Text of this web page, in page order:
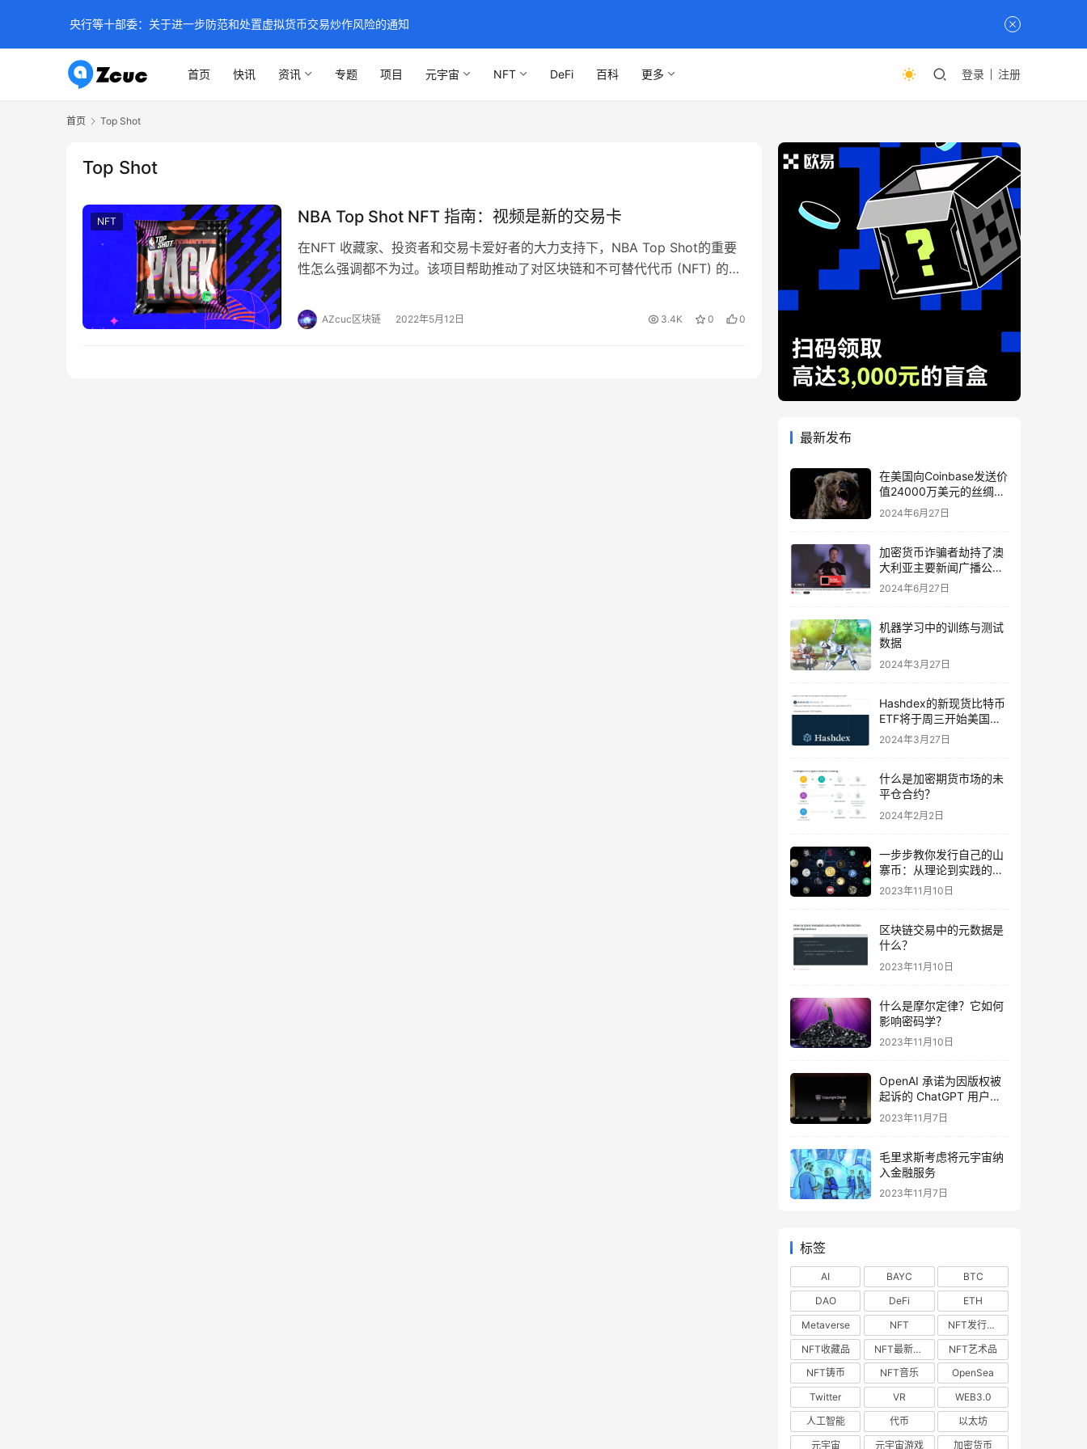
首页 快讯 资讯 专题 项目 元宇宙 NFT DeFi 百科 更多 登录 注册
首页 Top Shot
Top Shot
NFT NBA Top Shot NFT 指南：视频是新的交易卡
在NFT 收藏家、投资者和交易卡爱好者的大力支持下，NBA Top Shot的重要
性怎么强调都不为过。该项目帮助推动了对区块链和不可替代代币 (NFT) 的主
度上不言自明。仅在 2021 年，该虚拟平台就有超过 110 万注册用户，他们交
易了约 8 亿美元的 NFT。 因此，如果不将大部分对…
AZcuc区块链 2022年5月12日 3.4K 0 0
最新发布
在美国向Coinbase发送价
值24000万美元的丝绸之
路相关BTC后，比特币下
2024年6月27日
加密货币诈骗者劫持了澳
大利亚主要新闻广播公司
的 YouTube
2024年6月27日
机器学习中的训练与测试
数据
2024年3月27日
Hashdex的新现货比特币
ETF将于周三开始美国交
易
2024年3月27日
什么是加密期货市场的未
平仓合约？
2024年2月2日
一步步教你发行自己的山
寨币：从理论到实践的完
全指南及波场智能合约示
2023年11月10日
区块链交易中的元数据是
什么？
2023年11月10日
什么是摩尔定律？它如何
影响密码学？
2023年11月10日
OpenAI 承诺为因版权被
起诉的 ChatGPT 用户提
供法律费用
2023年11月7日
毛里求斯考虑将元宇宙纳
入金融服务
2023年11月7日
标签
AI BAYC
BTC
DAO
DeFi
ETH
Metaverse
NFT
NFT发行预告
NFT收藏品
NFT最新空投
NFT艺术品
NFT铸币
NFT音乐
OpenSea
Twitter
VR
WEB3.0
人工智能
代币
以太坊
元宇宙
元宇宙游戏 加密货币
央行等十部委：关于进一步防范和处置虚拟货币交易炒作风险的通知